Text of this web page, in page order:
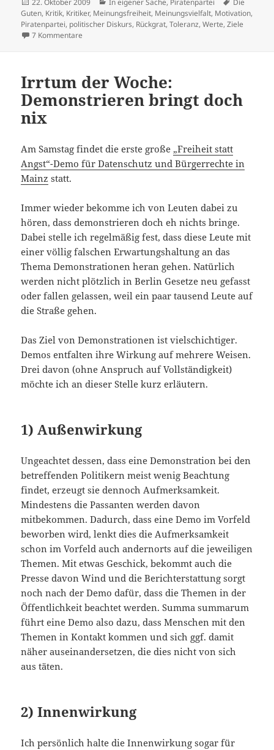
am
22. Oktober 2009 In eigener Sache, Piratenpartei
Die
Guten, Kritik, Kritiker, Meinungsfreiheit, Meinungsvielfalt, Motivation,
Piratenpartei, politischer Diskurs, Rückgrat,Toleranz,Werte,Ziele
7 Kommentare
Irrtum der Woche:
Demonstrieren bringt doch
nix
Am Samstag findet die erste große „Freiheit statt
Angst“-Demo für Datenschutz und Bürgerrechte in
Mainz statt.
Immer wieder bekomme ich von Leuten dabei zu
hören, dass demonstrieren doch eh nichts bringe.
Dabei stelle ich regelmäßig fest, dass diese Leute mit
einer völlig falschen Erwartungshaltung an das
Thema Demonstrationen heran gehen. Natürlich
werden nicht plötzlich in Berlin Gesetze neu gefasst
oder fallen gelassen, weil ein paar tausend Leute auf
die Straße gehen.
Das Ziel von Demonstrationen ist vielschichtiger.
Demos entfalten ihre Wirkung auf mehrere Weisen.
Drei davon (ohne Anspruch auf Vollständigkeit)
möchte ich an dieser Stelle kurz erläutern.
1) Außenwirkung
Ungeachtet dessen, dass eine Demonstration bei den
betreffenden Politikern meist wenig Beachtung
findet, erzeugt sie dennoch Aufmerksamkeit.
Mindestens die Passanten werden davon
mitbekommen. Dadurch, dass eine Demo im Vorfeld
beworben wird, lenkt dies die Aufmerksamkeit
schon im Vorfeld auch andernorts auf die jeweiligen
Themen. Mit etwas Geschick, bekommt auch die
Presse davon Wind und die Berichterstattung sorgt
noch nach der Demo dafür, dass die Themen in der
Öffentlichkeit beachtet werden. Summa summarum
führt eine Demo also dazu, dass Menschen mit den
Themen in Kontakt kommen und sich ggf. damit
näher auseinandersetzen, die dies nicht von sich
aus täten.
2) Innenwirkung
Ich persönlich halte die Innenwirkung sogar für